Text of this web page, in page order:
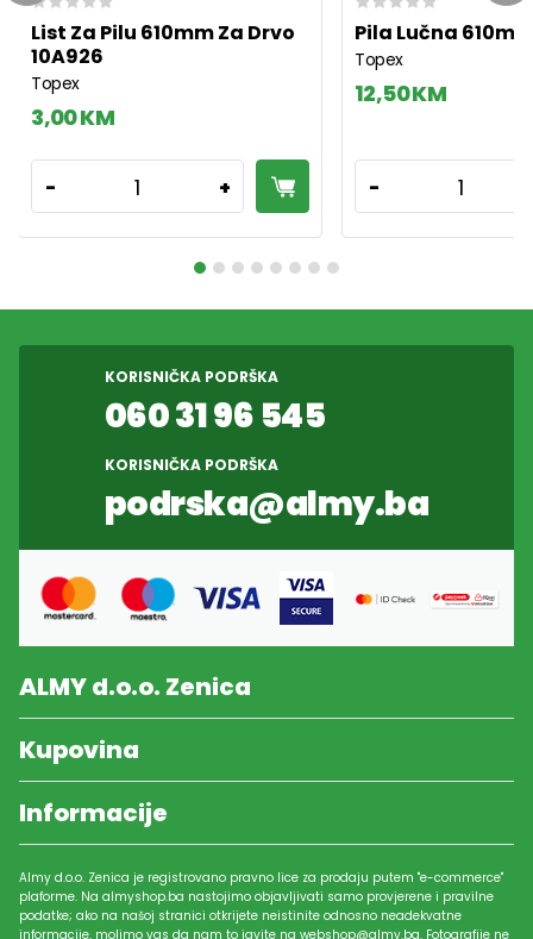
List Za Pilu 610mm Za Drvo
10A926
Topex
3,00 KM
- 1 +
Pila Lučna
Topex
12,50 KM
- 1
KORISNIČKA PODRŠKA
060 31 96 545
KORISNIČKA PODRŠKA
podrska@almy.ba
ALMY d.o.o. Zenica
Kupovina
Informacije
Almy d.o.o. Zenica je registrovano pravno lice za prodaju putem "e-commerce"
plaforme. Na almyshop.ba nastojimo objavljivati samo provjerene i pravilne
podatke; ako na našoj stranici otkrijete neistinite odnosno neadekvatne
informacije, molimo vas da nam to javite na webshop@almy.ba. Fotografije ne